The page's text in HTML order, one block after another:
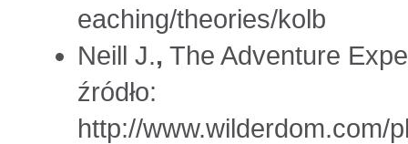
eaching/theories/kolb
Neill J., The Adventure
źródło:
http://www.wilderdom.com/